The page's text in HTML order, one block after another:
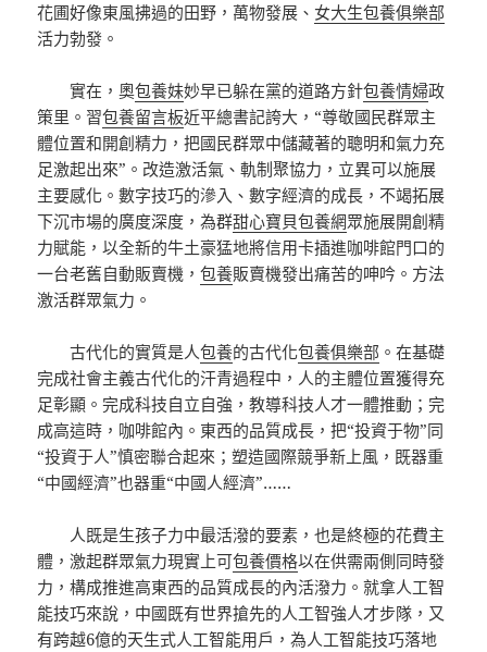
花圃好像東風拂過的田野，萬物發展、 女大生包養俱樂部
活力勃發。
實在，奧包養妹妙早已躲在黨的道路方針包養情婦政
策里。習包養留言板近平總書記誇大，“尊敬國民群眾主
體位置和開創精力，把國民群眾中儲藏著的聰明和氣力充
足激起出來”。改造激活氣、軌制聚協力，立異可以施展
主要感化。數字技巧的滲入、數字經濟的成長，不竭拓展
下沉市場的廣度深度，為群甜心寶貝包養網眾施展開創精
力賦能，以全新的牛土豪猛地將信用卡插進咖啡館門口的
一台老舊自動販賣機，包養販賣機發出痛苦的呻吟。方法
激活群眾氣力。
古代化的實質是人包養的古代化包養俱樂部 。在基礎
完成社會主義古代化的汗青過程中，人的主體位置獲得充
足彰顯。完成科技自立自強，教導科技人才一體推動；完
成高這時，咖啡館內。東西的品質成長，把“投資于物”同
“投資于人”慎密聯合起來；塑造國際競爭新上風，既器重
“中國經濟”也器重“中國人經濟”……
人既是生孩子力中最活潑的要素，也是終極的花費主
體，激起群眾氣力現實上可包養價格以在供需兩側同時發
力，構成推進高東西的品質成長的內活潑力。就拿人工智
能技巧來說，中國既有世界搶先的人工智強人才步隊，又
有跨越6億的天生式人工智能用戶，為人工智能技巧落地